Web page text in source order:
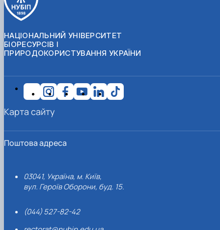
НАЦІОНАЛЬНИЙ УНІВЕРСИТЕТ
БІОРЕСУРСІВ І
ПРИРОДОКОРИСТУВАННЯ УКРАЇНИ
Поштова адреса
03041, Україна, м. Київ,
вул. Героїв Оборони, буд. 15.
(044) 527-82-42
Карта сайту